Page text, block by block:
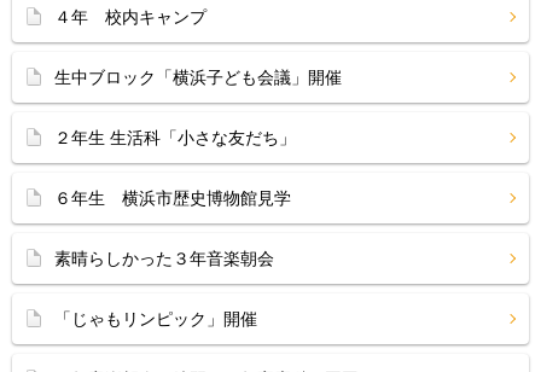
４年 校内キャンプ
生中ブロック「横浜子ども会議」開催
２年生 生活科「小さな友だち」
６年生 横浜市歴史博物館見学
素晴らしかった３年音楽朝会
「じゃもリンピック」開催